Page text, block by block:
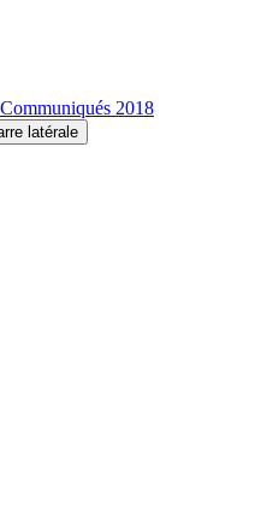
Communiqués 2018
latérale